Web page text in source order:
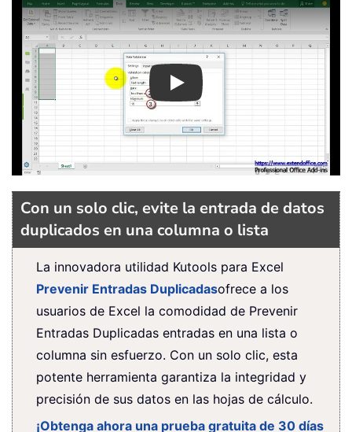
Play
Con un solo clic, evite la entrada de datos
duplicados en una columna o lista
La innovadora utilidad Kutools para Excel
Prevenir Entradas Duplicadasofrece a los
usuarios de Excel la comodidad de Prevenir
Entradas Duplicadas entradas en una lista o
columna sin esfuerzo. Con un solo clic, esta
potente herramienta garantiza la integridad y
precisión de sus datos en las hojas de cálculo.
¡Obtenga ahora una prueba gratuita de 30 días